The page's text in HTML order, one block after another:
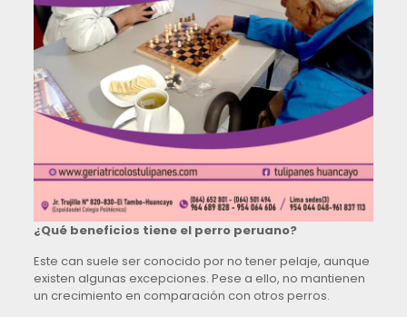
¿Qué beneficios tiene el perro peruano?
Este can suele ser conocido por no tener pelaje, aunque
existen algunas excepciones. Pese a ello, no mantienen
un crecimiento en comparación con otros perros.